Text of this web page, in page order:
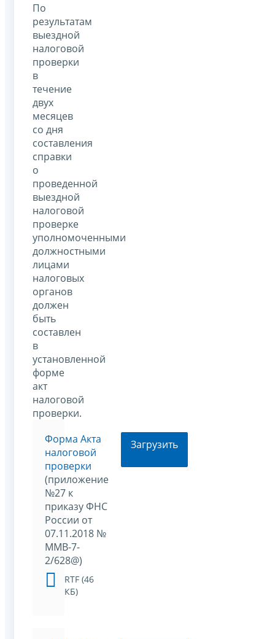
По
результатам
выездной
налоговой
проверки
в
течение
двух
месяцев
со дня
составления
справки
о
проведенной
выездной
налоговой
проверке
уполномоченными
должностными
лицами
налоговых
органов
должен
быть
составлен
в
установленной
форме
акт
налоговой
проверки.
Форма Акта
налоговой
проверки
(приложение
№27 к
приказу ФНС
России от
07.11.2018 №
ММВ-7-
2/628@)
RTF (46
КБ)
Загрузить